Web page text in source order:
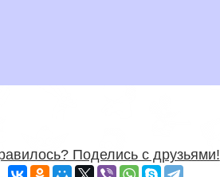
Поделись с друзьями!